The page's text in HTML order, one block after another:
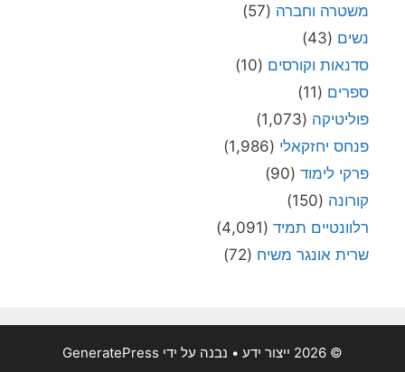
משטרה וחברה (57)
נשים (43)
סדנאות וקורסים (10)
ספרים (11)
פוליטיקה (1,073)
פנחס יחזקאלי (1,986)
פרקי לימוד (90)
קורונה (150)
רלוונטיים תמיד (4,091)
שרית אונגר משיח (72)
© 2026 ייצור ידע • נבנה על ידי GeneratePress